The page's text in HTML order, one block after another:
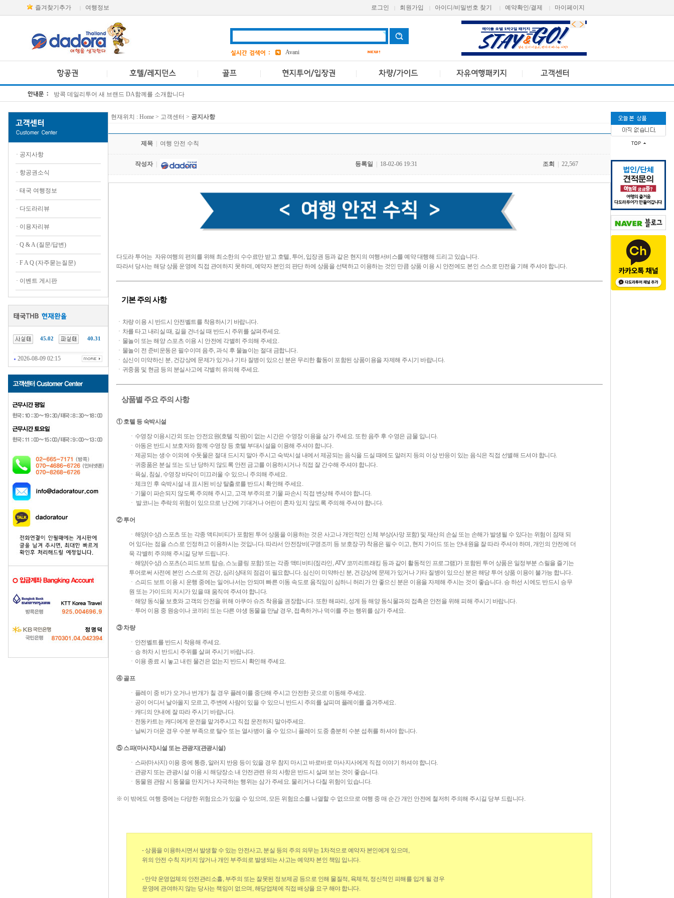
즐겨찾기추가 여행정보 로그인 회원가입 아이디/비밀번호 찾기 예약확인/결제
마이페이지
bangkok
4
Aetas
grand
2
Avani
파타야
19
ASQ 3
방콕 데일리투어 새 브랜드 DA함께를 소개합니다
· 공지사항
· 항공권소식
· 태국 여행정보
· 다도라리뷰
· 이용자리뷰
· Q & A (질문/답변)
· F A Q (자주묻는질문)
· 이벤트 게시판
45.02 40.31
2026-08-09 02:15
현재위치 : Home > 고객센터 > 공지사항
제목 여행 안전 수칙
작성자 등록일 18-02-06 19:31 조회 22,567
다도라 투어는 자유여행의 편의를 위해 최소한의 수수료만 받고 호텔, 투어, 입장권 등과 같은 현지의 여행서비스를 예약 대행해 드리고 있습니다.
따라서 당사는 해당 상품 운영에 직접 관여하지 못하며, 예약자 본인의 판단 하에 상품을 선택하고 이용하는 것인 만큼 상품 이용 시 안전에도 본인 스스로 만전을 기해 주셔야 합니다.
기본 주의 사항
ㆍ차량 이용 시 반드시 안전벨트를 착용하시기 바랍니다.
ㆍ차를 타고 내리실 때, 길을 건너실 때 반드시 주위를 살펴주세요.
ㆍ물놀이 또는 해양 스포츠 이용 시 안전에 각별히 주의해 주세요.
ㆍ물놀이 전 준비운동은 필수이며 음주, 과식 후 물놀이는 절대 금합니다.
ㆍ심신이 미약하신 분, 건강상에 문제가 있거나 기타 질병이 있으신 분은 무리한 활동이 포함된 상품이용을 자제해 주시기 바랍니다.
ㆍ귀중품 및 현금 등의 분실사고에 각별히 유의해 주세요.
상품별 주요 주의 사항
① 호텔 등 숙박시설
ㆍ수영장 이용시간외 또는 안전요원(호텔 직원)이 없는 시간은 수영장 이용을 삼가 주세요. 또한 음주 후 수영은 금물 입니다.
ㆍ아동은 반드시 보호자와 함께 수영장 등 호텔 부대시설을 이용해 주셔야 합니다.
ㆍ제공되는 생수 이외에 수돗물은 절대 드시지 말아 주시고 숙박시설 내에서 제공되는 음식을 드실 때에도 알러지 등의 이상 반응이 있는 음식은 직접 선별해 드셔야 합니다.
ㆍ귀중품은 분실 또는 도난 당하지 않도록 안전 금고를 이용하시거나 직접 잘 간수해 주셔야 합니다.
ㆍ욕실, 침실, 수영장 바닥이 미끄러울 수 있으니 주의해 주세요.
ㆍ체크인 후 숙박시설 내 표시된 비상 탈출로를 반드시 확인해 주세요.
ㆍ기물이 파손되지 않도록 주의해 주시고, 고객 부주의로 기물 파손시 직접 변상해 주셔야 합니다.
ㆍ 발코니는 추락의 위험이 있으므로 난간에 기대거나 어린이 혼자 있지 않도록 주의해 주셔야 합니다.
② 투어
ㆍ해양(수상) 스포츠 또는 각종 액티비티가 포함된 투어 상품을 이용하는 것은 사고나 개인적인 신체 부상(사망 포함) 및 재산의 손실 또는 손해가 발생될 수 있다는 위험이 잠재 되
어 있다는 점을 스스로 인정하고 이용하시는 것입니다. 따라서 안전장비(구명조끼 등 보호장구) 착용은 필수 이고, 현지 가이드 또는 안내원을 잘 따라 주셔야 하며, 개인의 안전에 더
욱 각별히 주의해 주시길 당부 드립니다.
ㆍ해양(수상) 스포츠(스피드보트 탑승, 스노클링 포함) 또는 각종 액티비티(짚라인, ATV 코끼리트래킹 등과 같이 활동적인 프로그램)가 포함된 투어 상품은 일정부분 스릴을 즐기는
투어로써 사전에 본인 스스로의 건강, 심리상태의 점검이 필요합니다. 심신이 미약하신 분, 건강상에 문제가 있거나 기타 질병이 있으신 분은 해당 투어 상품 이용이 불가능 합니다.
ㆍ스피드 보트 이용 시 운행 중에는 일어나서는 안되며 빠른 이동 속도로 움직임이 심하니 허리가 안 좋으신 분은 이용을 자제해 주시는 것이 좋습니다. 승 하선 시에도 반드시 승무
원 또는 가이드의 지시가 있을 때 움직여 주셔야 합니다.
ㆍ해양 동식물 보호와 고객의 안전을 위해 아쿠아 슈즈 착용을 권장합니다. 또한 해파리, 성게 등 해양 동식물과의 접촉은 안전을 위해 피해 주시기 바랍니다.
ㆍ투어 이용 중 원숭이나 코끼리 또는 다른 야생 동물을 만날 경우, 접촉하거나 먹이를 주는 행위를 삼가 주세요.
③ 차량
ㆍ안전벨트를 반드시 착용해 주세요.
ㆍ승 하차 시 반드시 주위를 살펴 주시기 바랍니다.
ㆍ이용 종료 시 놓고 내린 물건은 없는지 반드시 확인해 주세요.
④ 골프
ㆍ플레이 중 비가 오거나 번개가 칠 경우 플레이를 중단해 주시고 안전한 곳으로 이동해 주세요.
ㆍ공이 어디서 날아올지 모르고, 주변에 사람이 있을 수 있으니 반드시 주의를 살피며 플레이를 즐겨주세요.
ㆍ캐디의 안내에 잘 따라 주시기 바랍니다.
ㆍ전동카트는 캐디에게 운전을 맡겨주시고 직접 운전하지 말아주세요.
ㆍ날씨가 더운 경우 수분 부족으로 탈수 또는 열사병이 올 수 있으니 플레이 도중 충분히 수분 섭취를 하셔야 합니다.
⑤ 스파(마사지)시설 또는 관광지(관광시설)
ㆍ스파(마사지) 이용 중에 통증, 알러지 반응 등이 있을 경우 참지 마시고 바로바로 마사지사에게 직접 이야기 하셔야 합니다.
ㆍ관광지 또는 관광시설 이용 시 해당장소 내 안전관련 유의 사항은 반드시 살펴 보는 것이 좋습니다.
ㆍ동물원 관람 시 동물을 만지거나 자극하는 행위는 삼가 주세요. 물리거나 다칠 위험이 있습니다.
※ 이 밖에도 여행 중에는 다양한 위험요소가 있을 수 있으며, 모든 위험요소를 나열할 수 없으므로 여행 중 매 순간 개인 안전에 철저히 주의해 주시길 당부 드립니다.
- 상품을 이용하시면서 발생할 수 있는 안전사고, 분실 등의 주의 의무는 1차적으로 예약자 본인에게 있으며,
위의 안전 수칙 지키지 않거나 개인 부주의로 발생되는 사고는 예약자 본인 책임 입니다.
- 만약 운영업체의 안전관리소홀, 부주의 또는 잘못된 정보제공 등으로 인해 물질적, 육체적, 정신적인 피해를 입게 될 경우
운영에 관여하지 않는 당사는 책임이 없으며, 해당업체에 직접 배상을 요구 해야 합니다.